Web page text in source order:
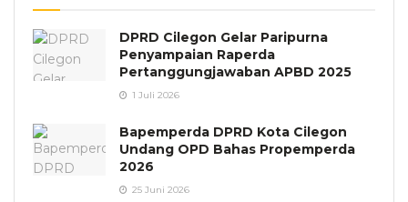
DPRD Cilegon Gelar Paripurna
Penyampaian Raperda
Pertanggungjawaban APBD 2025
1 Juli 2026
Bapemperda DPRD Kota Cilegon
Undang OPD Bahas Propemperda
2026
25 Juni 2026